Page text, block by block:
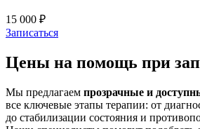
15 000 ₽
Записаться
Цены на помощь при
Мы предлагаем прозрачные и
все ключевые этапы терапии: от
до стабилизации состояния и